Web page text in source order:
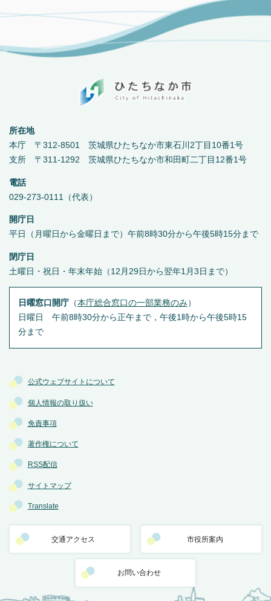
公式ウェブサイトについて
個人情報の取り扱い
免責事項
著作権について
RSS配信
サイトマップ
Translate
交通アクセス 市役所案内
お問い合わせ
所在地
本庁 〒312-8501 茨城県ひたちなか市東石川2丁目10番1号
支所 〒311-1292 茨城県ひたちなか市和田町二丁目12番1号
電話
029-273-0111（代表）
開庁日
平日（月曜日から金曜日まで）午前8時30分から午後5時15分まで
閉庁日
土曜日・祝日・年末年始（12月29日から翌年1月3日まで）
日曜窓口開庁（本庁総合窓口の一部業務のみ ）
日曜日 午前8時30分から正午まで，午後1時から午後5時15
分まで